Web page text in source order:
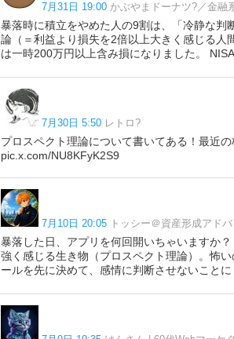
7月31日 19:00 かぶやまドーナツ?／金融
暴落時に積立をやめた人の9割は、「冷静な判
論（＝利益より損失を2倍以上大きく感じる
は一時200万円以上含み損になりました。
7月30日 5:50 レトロ?
プロスペクト理論について書いてある！最近
pic.x.com/NU8KFyK2S9
7月10日 20:05 トッシー＠資産形成アド
暴落した日、アプリを何回開いちゃいますか
強く感じる生き物（プロスペクト理論）。怖
ールを先に決めて、感情に判断させないことに